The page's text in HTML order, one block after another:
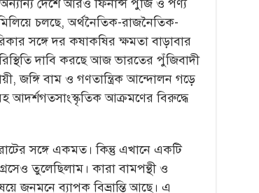
অন্যান্য দেশে আরও ফিনান্স পুঁজি ও পণ্য
মিলিয়ে চলছে, অর্থনৈতিক-রাজনৈতিক-
সঙ্গে দর কষাকষির ক্ষমতা বাড়াবার
দাবি করছে আজ ভারতের পুঁজিবাদী
জঙ্গি বাম ও গণতান্ত্রিক আন্দোলন গড়ে
আক্রমণের বিরুদ্ধে
সঙ্গে একমত। কিন্তু এখানে একটি
তুলেছিলাম। কারা বামপন্থী ও
জনমনে ব্যাপক বিভ্রান্তি আছে। এ